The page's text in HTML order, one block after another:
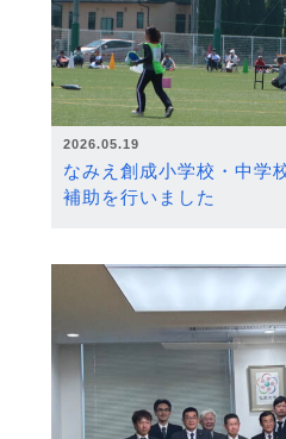
2026.05.19
なみえ創成小学校・中学
補助を行いました